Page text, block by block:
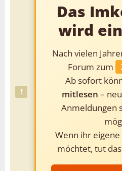
Das
wird
Nach vielen
Forum zum
Ab sofort
mitlesen –
Anmeldungen
Wenn ihr
möchtet, tut